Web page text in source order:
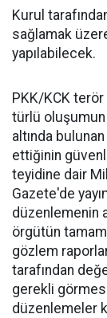
Kurul
sağlamak
yapılabilecek.
PKK/KCK terör
türlü oluşumun
altında
ettiğinin
teyidine dair
Gazete'de
düzenlemenin
örgütün
gözlem
tarafından
gerekli
düzenlemeler